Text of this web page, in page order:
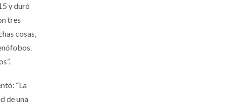
y duró
tres
cosas,
“La
de una